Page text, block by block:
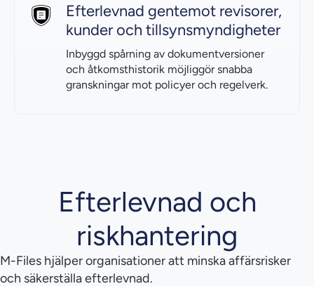
Efterlevnad gentemot revisorer,
kunder och tillsynsmyndigheter
Inbyggd spårning av dokumentversioner
och åtkomsthistorik möjliggör snabba
granskningar mot policyer och regelverk.
Efterlevnad och
riskhantering
M-Files hjälper organisationer att minska affärsrisker
och säkerställa efterlevnad.